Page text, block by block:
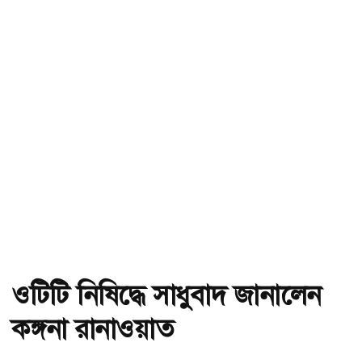
ওটিটি নিষিদ্ধে সাধুবাদ জানালেন
কঙ্গনা রানাওয়াত